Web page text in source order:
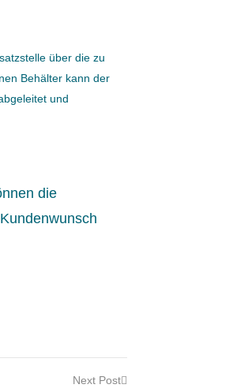
über die zu
Behälter kann der
und
die
Next Post